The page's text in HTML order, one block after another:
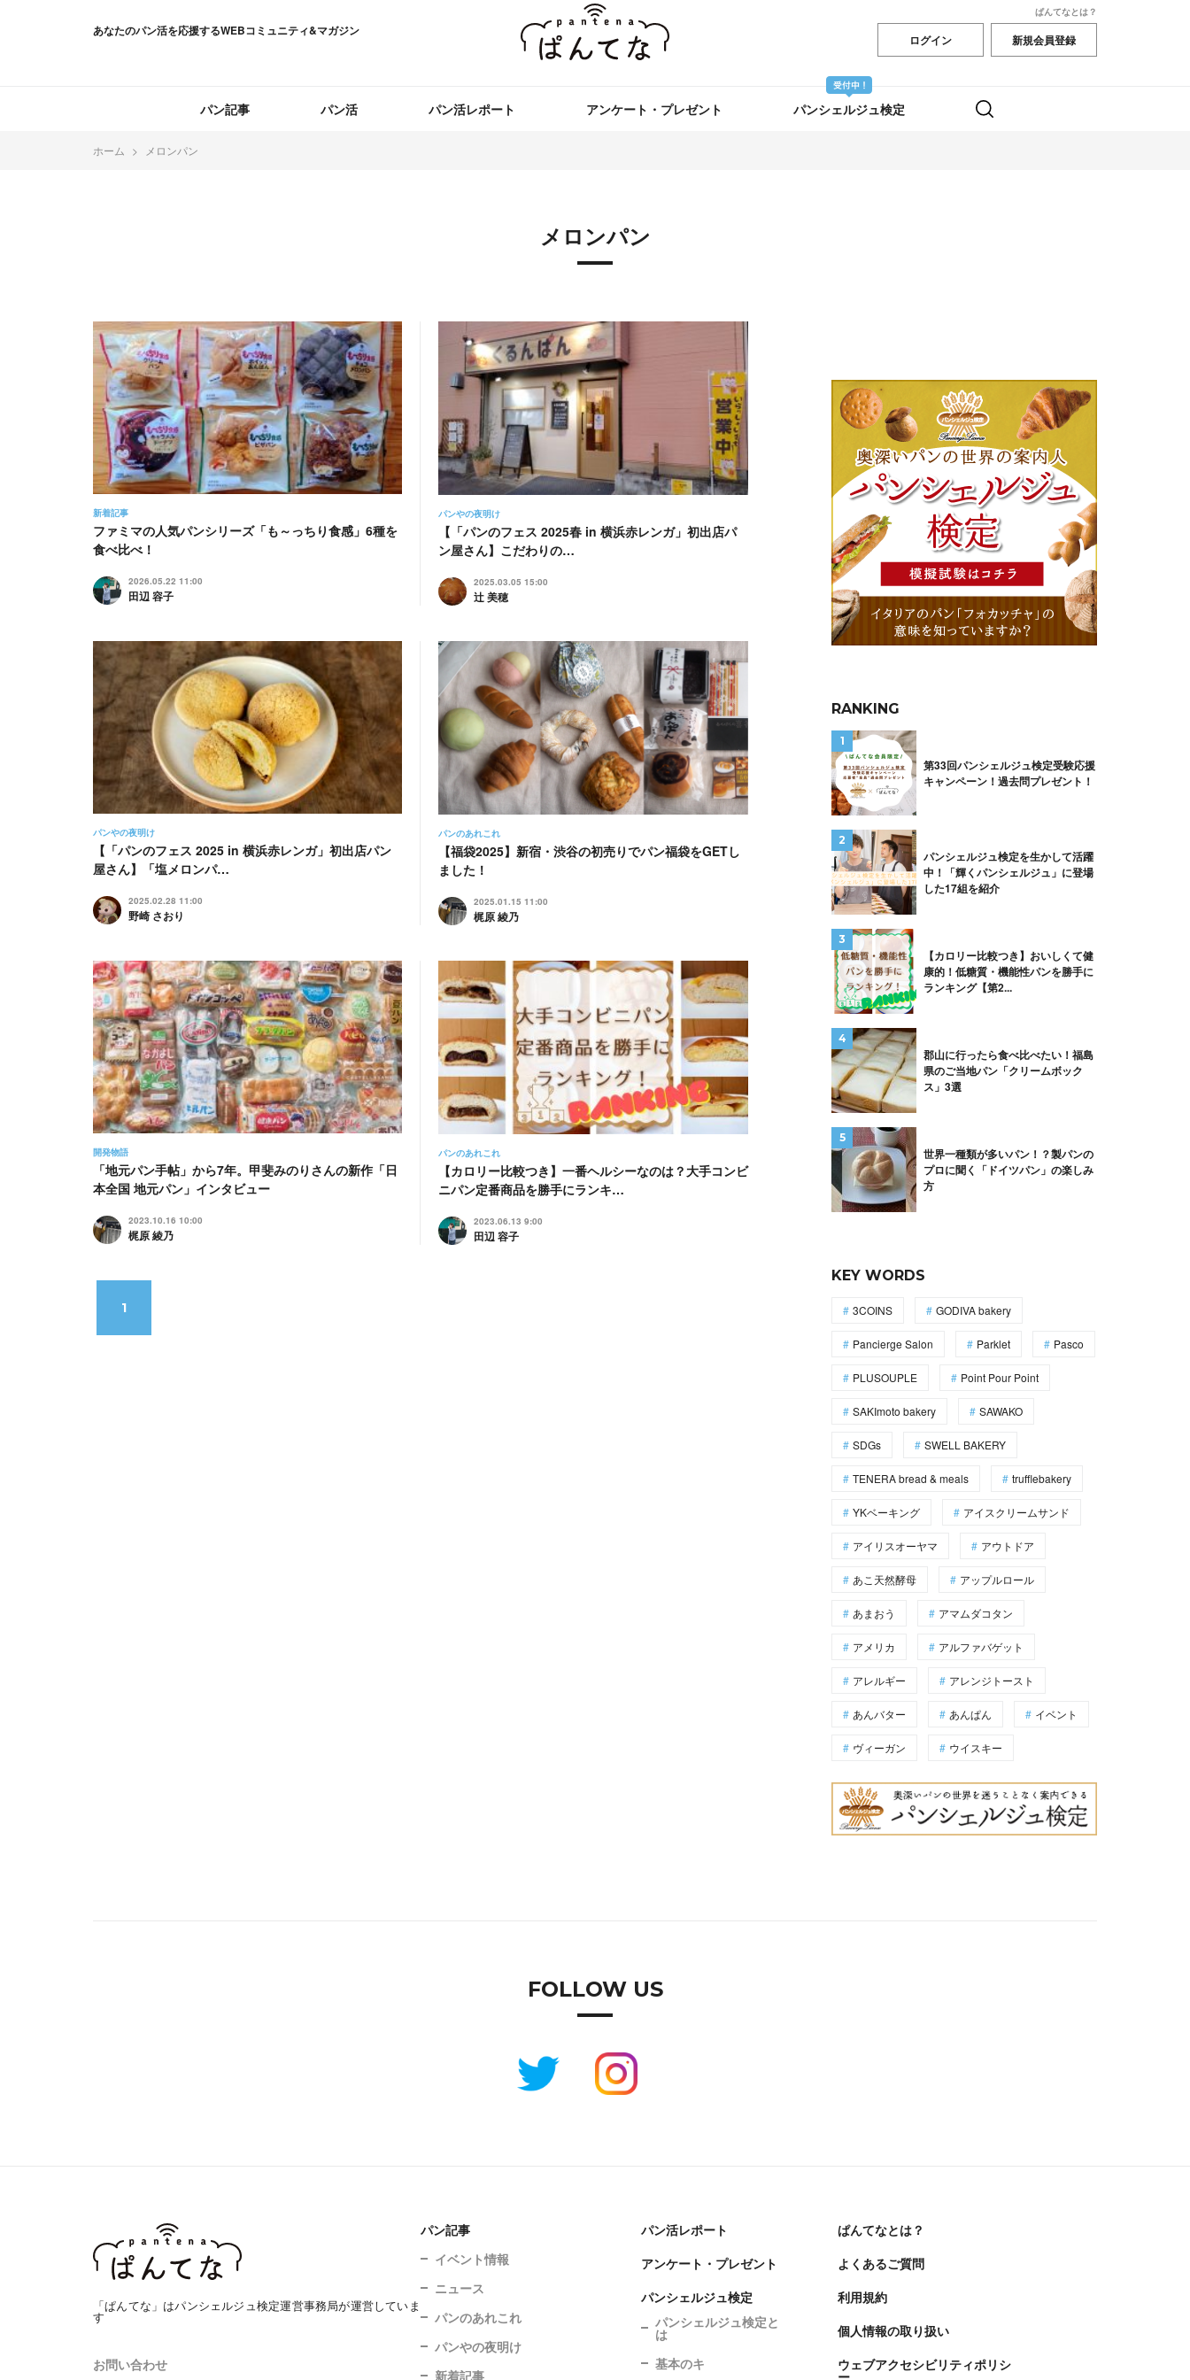
あなたのパン活を応援するWEBコミュニティ&マガジン
ぱんてなとは？
ログイン 新規会員登録
パン記事 パン活 パン活レポート アンケート・プレゼント パンシェルジュ検定
ホーム メロンパン
メロンパン
新着記事
ファミマの人気パンシリーズ「も～っちり食感」6種を
食べ比べ！
2026.05.22 11:00
田辺 容子
パンやの夜明け
【「パンのフェス 2025春 in 横浜赤レンガ」初出店パ
ン屋さん】こだわりの…
2025.03.05 15:00
辻 美穂
パンやの夜明け
【「パンのフェス 2025 in 横浜赤レンガ」初出店パン
屋さん】「塩メロンパ…
2025.02.28 11:00
野崎 さおり
パンのあれこれ
【福袋2025】新宿・渋谷の初売りでパン福袋をGETし
ました！
2025.01.15 11:00
梶原 綾乃
開発物語
「地元パン手帖」から7年。甲斐みのりさんの新作「日
本全国 地元パン」インタビュー
2023.10.16 10:00
梶原 綾乃
パンのあれこれ
【カロリー比較つき】一番ヘルシーなのは？大手コンビ
ニパン定番商品を勝手にランキ…
2023.06.13 9:00
田辺 容子
1
RANKING
第33回パンシェルジュ検定受験応援
キャンペーン！過去問プレゼント！
パンシェルジュ検定を生かして活躍
中！「輝くパンシェルジュ」に登場
した17組を紹介
【カロリー比較つき】おいしくて健
康的！低糖質・機能性パンを勝手に
ランキング【第2...
郡山に行ったら食べ比べたい！福島
県のご当地パン「クリームボック
ス」3選
世界一種類が多いパン！？製パンの
プロに聞く「ドイツパン」の楽しみ
方
KEY WORDS
3COINS GODIVA bakery
Pancierge Salon Parklet Pasco
PLUSOUPLE Point Pour Point
SAKImoto bakery SAWAKO
SDGs SWELL BAKERY
TENERA bread & meals trufflebakery
YKベーキング アイスクリームサンド
アイリスオーヤマ アウトドア
あこ天然酵母 アップルロール
あまおう アマムダコタン
アメリカ アルファバゲット
アレルギー アレンジトースト
あんバター あんぱん イベント
ヴィーガン ウイスキー
FOLLOW US
「ぱんてな」はパンシェルジュ検定運営事務局が運営していま
す
お問い合わせ
パン記事
イベント情報
ニュース
パンのあれこれ
パンやの夜明け
新着記事
パン活レポート
アンケート・プレゼント
パンシェルジュ検定
パンシェルジュ検定と
は
基本のキ
ぱんてなとは？
よくあるご質問
利用規約
個人情報の取り扱い
ウェブアクセシビリティポリシ
ー